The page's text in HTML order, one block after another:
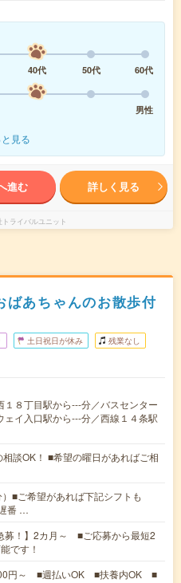
40代 50代
60代
男性
見る
進む 詳しく見る
ライバルユニット
ばあちゃんのお散歩付
土日祝日が休み 残業なし
１８丁目駅から---分／バスセンター
イ入口駅から---分／西線１４条駅
談OK！ ■希望の曜日があればご相
■ご希望があれば下記シフトも
番 …
募！】2カ月～ ■ご応募から最短2
です！
円～ ■週払いOK ■扶養内OK ■